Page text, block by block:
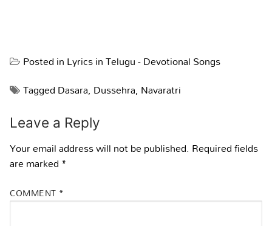
Posted inLyrics in Telugu - Devotional Songs
TaggedDasara, Dussehra, Navaratri
Leave a Reply
Your email address will not be published. Required fields
are marked*
COMMENT *